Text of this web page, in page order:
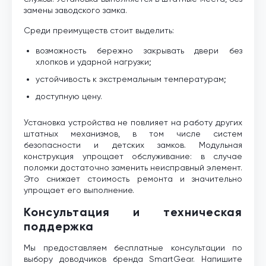
замены заводского замка.
Среди преимуществ стоит выделить:
возможность бережно закрывать двери без
хлопков и ударной нагрузки;
устойчивость к экстремальным температурам;
доступную цену.
Установка устройства не повлияет на работу других
штатных механизмов, в том числе систем
безопасности и детских замков. Модульная
конструкция упрощает обслуживание: в случае
поломки достаточно заменить неисправный элемент.
Это снижает стоимость ремонта и значительно
упрощает его выполнение.
Консультация и техническая
поддержка
Мы предоставляем бесплатные консультации по
выбору доводчиков бренда SmartGear. Напишите